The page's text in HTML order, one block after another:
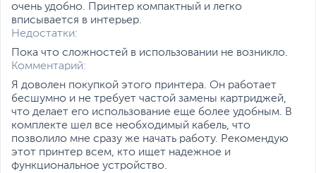
Paper и INKPRESS)
(RP-101)
Magnetic Photo Paper
(MG-101)
Носители для
термопереноса на
темные ткани (DF-101)
Носители для
термопереноса на
очень удобно. Принтер компактный и легко
вписывается в интерьер.
Недостатки:
Пока что сложностей в использовании не возникло.
Комментарий:
Я доволен покупкой этого принтера. Он работает
бесшумно и не требует частой замены картриджей,
что делает его использование еще более удобным. В
комплекте шел все необходимый кабель, что
позволило мне сразу же начать работу. Рекомендую
этот принтер всем, кто ищет надежное и
функциональное устройство.